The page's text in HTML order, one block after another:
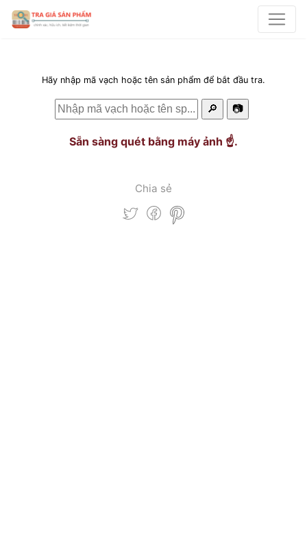
Hãy nhập mã vạch hoặc tên sản phẩm để bắt đầu tra.
🔎 📷
Sẵn sàng quét bằng máy ảnh ☝️.
Chia sẻ